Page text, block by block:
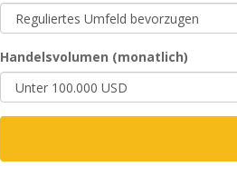
Handelsvolumen (monatlich)